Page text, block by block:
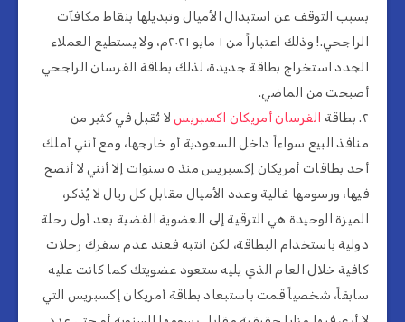
بسبب التوقف عن استبدال الأميال وتبديلها بنقاط مكافآت
الراجحي.! وذلك اعتباراً من ١ مايو ٢٠٢١م، ولا يستطيع العملاء
الجدد استخراج بطاقة جديدة، لذلك بطاقة الفرسان الراجحي
أصبحت من الماضي.
٢. بطاقة
الفرسان أمريكان اكسبريسلا تُقبل في كثير من
منافذ البيع سواءاً داخل السعودية أو خارجها، ومع أنني أملك
أحد بطاقات أمريكان إكسبريس منذ ٥ سنوات إلا أنني لا أنصح
فيها، ورسومها غالية وعدد الأميال مقابل كل ريال لا يُذكر،
الميزة الوحيدة هي الترقية إلى العضوية الفضية بعد أول رحلة
دولية باستخدام البطاقة، لكن انتبه فعند عدم سفرك رحلات
كافية خلال العام الذي يليه ستعود عضويتك كما كانت عليه
سابقاً، شخصياً قمت باستبعاد بطاقة أمريكان إكسبريس التي